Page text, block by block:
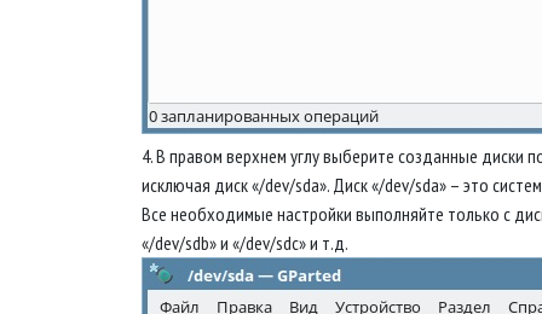
4. В правом верхнем углу выберите созданные диски
исключая диск «/dev/sda». Диск «/dev/sda» – это
Все необходимые настройки выполняйте только с
«/dev/sdb» и «/dev/sdc» и т.д.